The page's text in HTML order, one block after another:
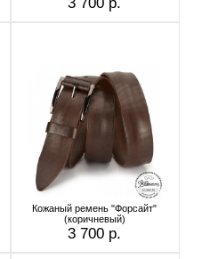
Кожаный ремень "Форсайт"
(коричневый)
3 700 р.